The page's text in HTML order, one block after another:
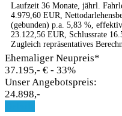
Laufzeit 36 Monate, jährl.
4.979,60 EUR,
(gebunden) p.a. 5,83 %,
23.122,56 EUR, Schlussrate
Zugleich repräsentatives
Ehemaliger Neupreis*
37.195,- € - 33%
Unser Angebotspreis:
24.898,-